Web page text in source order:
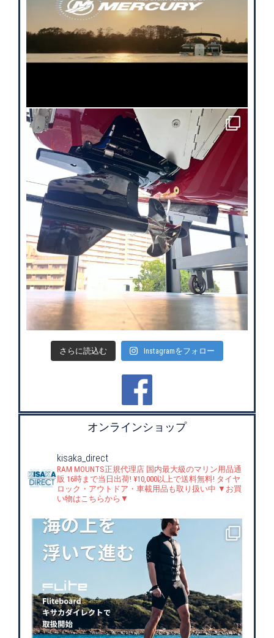
さらに読込む Instagramをフォロー
オンラインショップ
kisaka_direct
RAM MOUNTS正規代理店 国内最大級のマリン用品通
販 16時まで当日出荷! ¥10,000以上で送料無料! タイヤ
ロック・アウトドア・車載用品も取り扱い中 ▼お買
い物はこちらから▼